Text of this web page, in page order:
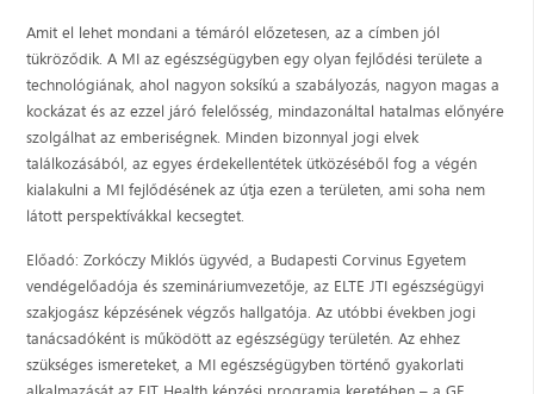
Amit el lehet mondani a témáról előzetesen, az a címben jól
tükröződik. A MI az egészségügyben egy olyan fejlődési területe a
technológiának, ahol nagyon soksíkú a szabályozás, nagyon magas a
kockázat és az ezzel járó felelősség, mindazonáltal hatalmas előnyére
szolgálhat az emberiségnek. Minden bizonnyal jogi elvek
találkozásából, az egyes érdekellentétek ütközéséből fog a végén
kialakulni a MI fejlődésének az útja ezen a területen, ami soha nem
látott perspektívákkal kecsegtet.
Előadó: Zorkóczy Miklós ügyvéd, a Budapesti Corvinus Egyetem
vendégelőadója és szemináriumvezetője, az ELTE JTI egészségügyi
szakjogász képzésének végzős hallgatója. Az utóbbi években jogi
tanácsadóként is működött az egészségügy területén. Az ehhez
szükséges ismereteket, a MI egészségügyben történő gyakorlati